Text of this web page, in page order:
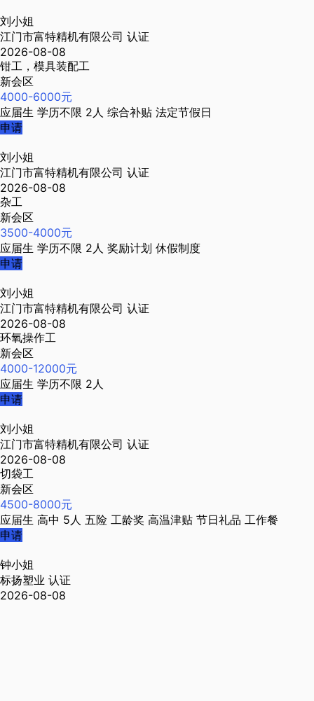
刘小姐
江门市富特精机有限公司 认证
2026-08-08
钳工，模具装配工
新会区
4000-6000元
应届生 学历不限 2人 综合补贴 法定节假日
申请
刘小姐
江门市富特精机有限公司 认证
2026-08-08
杂工
新会区
3500-4000元
应届生 学历不限 2人 奖励计划 休假制度
申请
刘小姐
江门市富特精机有限公司 认证
2026-08-08
环氧操作工
新会区
4000-12000元
应届生 学历不限 2人
申请
刘小姐
江门市富特精机有限公司 认证
2026-08-08
切袋工
新会区
4500-8000元
应届生 高中 5人 五险 工龄奖 高温津贴 节日礼品 工作餐
申请
钟小姐
标扬塑业 认证
2026-08-08